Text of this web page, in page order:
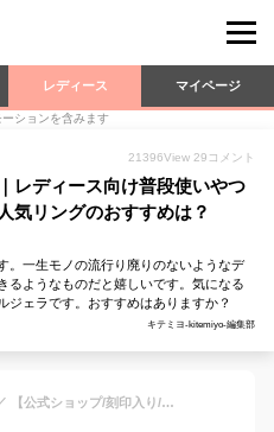
レディース マイページ
ションを含みます
21396View 29 コメント
レディース向け普段使いやつ
気リングのおすすめは？
。一生モノの流行り廃りのないようなデ
るようなものだと嬉しいです。気になる
ジェラです。おすすめはありますか？
キテミヨ-kitemiyo-編集部
＼16日迄限定ポイント10倍／ 【公式ショップ/刻印入り/送料無料】ダニエルウェリントン DW レディース/メンズ リング 指輪 アクセサリー Emalie Ring Desert Sand Rose gold ローズゴールド グレイ ギフト プレゼント ペアリング ブランド 人気 シンプル おしゃれ ファッシ